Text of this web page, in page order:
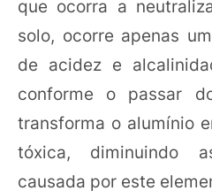
que ocorra a
solo, ocorre apenas
de acidez e
conforme o passar
transforma o alumínio
tóxica, diminuindo
causada por este